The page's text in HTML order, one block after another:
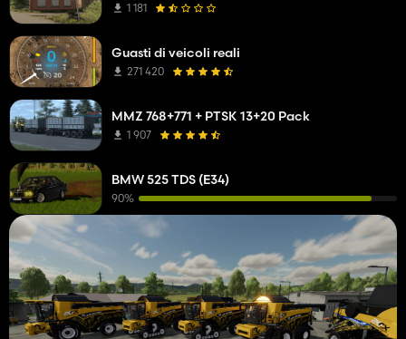
1 181
Guasti di veicoli reali
271 420
MMZ 768+771 + PTSK 13+20 Pack
1 907
BMW 525 TDS (E34)
90%